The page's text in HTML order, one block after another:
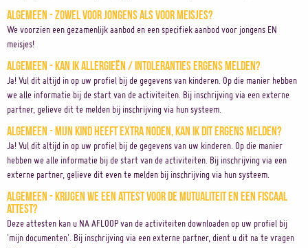
Algemeen - Zowel voor jongens als voor meisjes?
We voorzien een gezamenlijk aanbod en een specifiek aanbod voor jongens EN
meisjes!
Algemeen - Kan ik allergieën / intoleranties ergens melden?
Ja! Vul dit altijd in op uw profiel bij de gegevens van kinderen. Op die manier hebben
we alle informatie bij de start van de activiteiten. Bij inschrijving via een externe
partner, gelieve dit te melden bij inschrijving via hun systeem.
Algemeen - Mijn kind heeft extra noden, kan ik dit ergens melden?
Ja! Vul dit altijd in op uw profiel bij de gegevens van uw kinderen. Op die manier
hebben we alle informatie bij de start van de activiteiten. Bij inschrijving via een
externe partner, gelieve dit even te melden bij inschrijving via hun systeem.
Algemeen - Krijgen we een attest voor de mutualiteit en een fiscaal
attest?
Deze attesten kan u NA AFLOOP van de activiteiten downloaden op uw profiel bij
'mijn documenten'. Bij inschrijving via een externe partner, dient u dit na te vragen